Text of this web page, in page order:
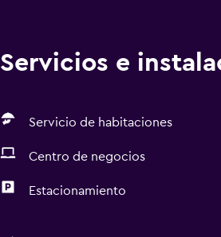
Servicios e
Servicio de habitaciones
Centro de negocios
Estacionamiento